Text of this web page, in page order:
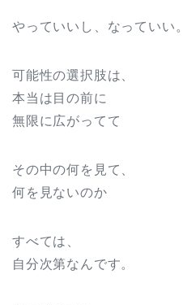
やっていいし、なっていい。
可能性の選択肢は、
本当は目の前に
無限に広がってて
その中の何を見て、
何を見ないのか
すべては、
自分次第なんです。